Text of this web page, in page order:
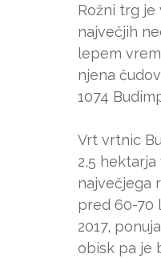
Rožni trg je
največjih
lepem
njena
1074
Vrt vrtnic
2,5
največjega
pred 60-70
2017,
obisk pa je